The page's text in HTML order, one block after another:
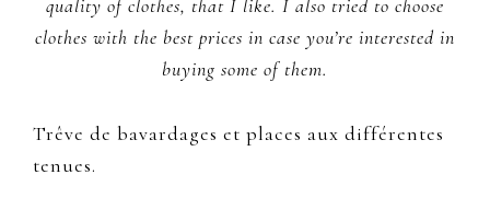
quality of clothes, that I like. I also tried to choose
clothes with the best prices in case you’re interested in
buying some of them.
Trêve de bavardages et places aux différentes
tenues.